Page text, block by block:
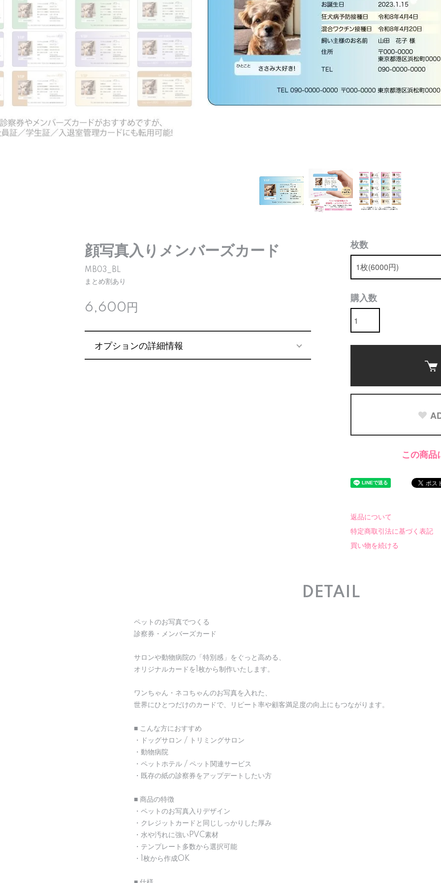
顔写真入りメンバーズカード
MB03_BL
まとめ割あり
6,600円
オプションの詳細情報
枚数
購入数
この商品
返品について
特定商取引法に基づく表記
買い物を続ける
DETAIL
ペットのお写真でつくる
診察券・メンバーズカード
サロンや動物病院の「特別感」をぐっと高める、
オリジナルカードを1枚から制作いたします。
ワンちゃん・ネコちゃんのお写真を入れた、
世界にひとつだけのカードで、リピート率や顧客満足度の向上にもつながります。
■ こんな方におすすめ
・ドッグサロン / トリミングサロン
・動物病院
・ペットホテル / ペット関連サービス
・既存の紙の診察券をアップデートしたい方
■ 商品の特徴
・ペットのお写真入りデザイン
・クレジットカードと同じしっかりした厚み
・水や汚れに強いPVC素材
・テンプレート多数から選択可能
・1枚から作成OK